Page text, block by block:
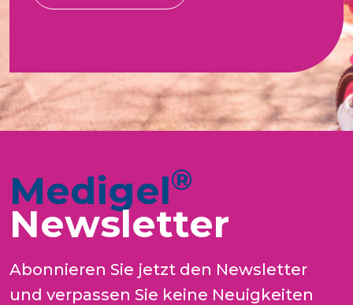
Medigel®
Newsletter
Abonnieren Sie jetzt den Newsletter
und verpassen Sie keine Neuigkeiten